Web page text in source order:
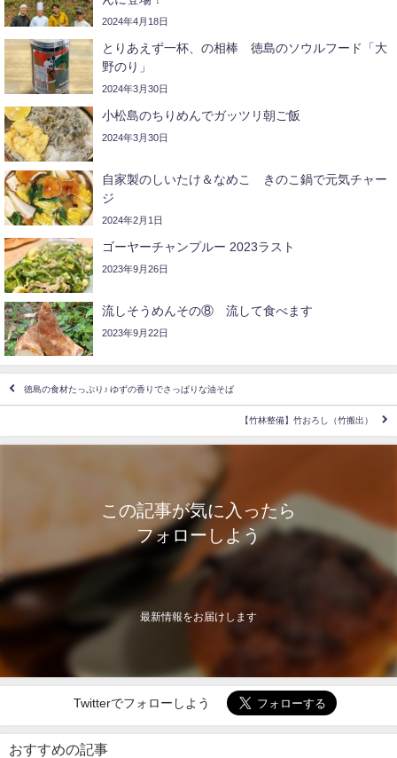
2024年4月18日
とりあえず一杯、の相棒 徳島のソウルフード「大
野のり」
2024年3月30日
小松島のちりめんでガッツリ朝ご飯
2024年3月30日
自家製のしいたけ＆なめこ きのこ鍋で元気チャー
ジ
2024年2月1日
ゴーヤーチャンプルー 2023ラスト
2023年9月26日
流しそうめんその⑧ 流して食べます
2023年9月22日
徳島の食材たっぷり♪ ゆずの香りでさっぱりな油そば
【竹林整備】竹おろし（竹搬出）
この記事が気に入ったら
フォローしよう
最新情報をお届けします
Twitterでフォローしよう
おすすめの記事